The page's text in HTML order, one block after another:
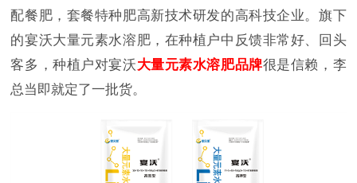
配餐肥，套餐特种肥高新技术研发的高科技企业。旗下
的宴沃大量元素水溶肥，在种植户中反馈非常好、回头
客多，种植户对宴沃大量元素水溶肥品牌很是信赖，李
总当即就定了一批货。